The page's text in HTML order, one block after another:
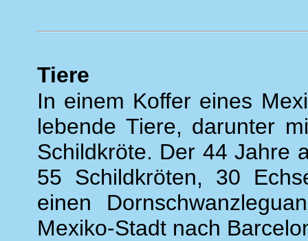
Tiere
In einem Koffer eines
lebende Tiere, darunter
Schildkröte. Der 44 Jahre
55 Schildkröten, 30
einen
Mexiko-Stadt nach